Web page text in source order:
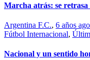
Marcha atrás: se
Argentina F.C., 6 años ago
Fútbol Internacional,
Nacional y un sentido